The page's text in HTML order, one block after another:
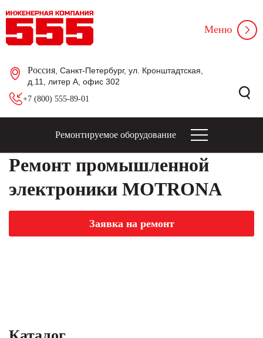
Россия , Санкт-Петербург, ул. Кронштадтская,
д.11, литер А, офис 302
+7 (800) 555-89-01
Меню
Ремонтируемое оборудование
Ремонт промышленной
электроники MOTRONA
Заявка на ремонт